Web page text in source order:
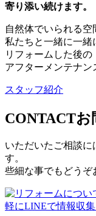
寄り添い続けます。
自然体でいられる空
私たちと一緒に一緒
リフォームした後の
アフターメンテナン
スタッフ紹介
CONTACTお
いただいたご相談に
す。
些細な事でもどうぞ